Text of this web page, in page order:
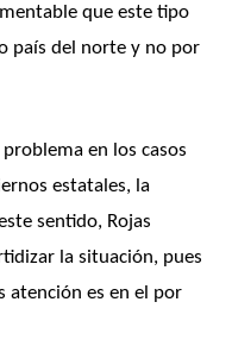
que este tipo
país del norte y no por
en los casos
estatales, la
sentido, Rojas
la situación, pues
atención es en el por